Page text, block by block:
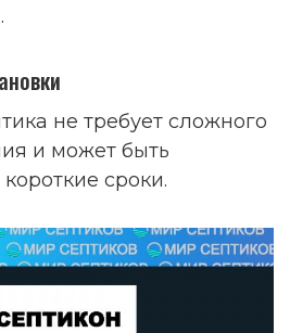
не требует сложного
и может быть
сроки.